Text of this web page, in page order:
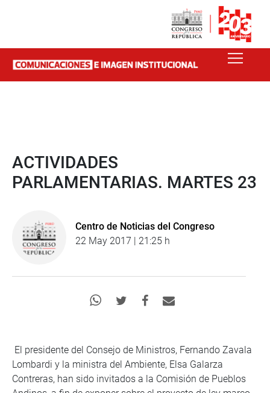
ACTIVIDADES
PARLAMENTARIAS. MARTES 23
Centro de Noticias del Congreso
22 May 2017 | 21:25 h
El presidente del Consejo de Ministros, Fernando Zavala
Lombardi y la ministra del Ambiente, Elsa Galarza
Contreras, han sido invitados a la Comisión de Pueblos